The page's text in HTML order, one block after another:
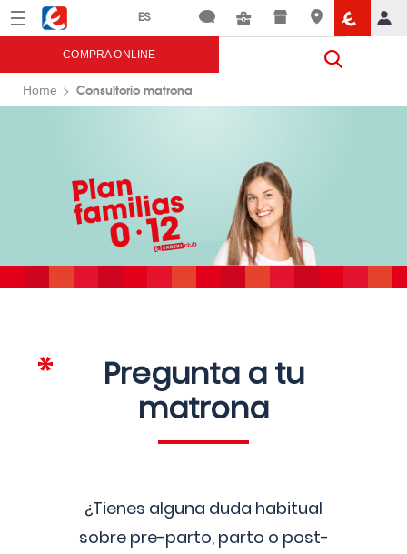
Menú Eroski
COMPRA ONLINE
Home Consultorio matrona
Pregunta a tu
matrona
¿Tienes alguna duda habitual
sobre pre-parto, parto o post-